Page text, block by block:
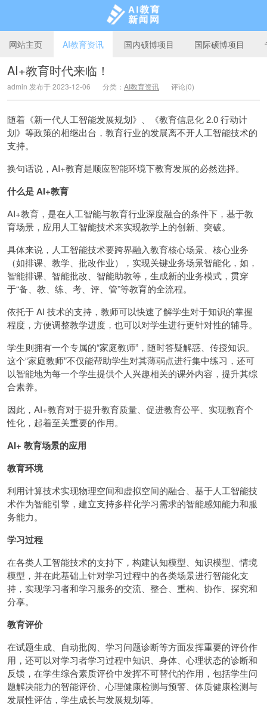
AI教育新闻网
网站主页 AI教育资讯 国内硕博项目 国际硕博项目
AI+教育时代来临！
admin 发布于 2023-12-06 分类： AI教育资讯 评论(0)
随着《新一代人工智能发展规划》、《教育信息化 2.0 行动计
划》等政策的相继出台，教育行业的发展离不开人工智能技术的
支持。
换句话说，AI+教育是顺应智能环境下教育发展的必然选择。
什么是 AI+教育
AI+教育，是在人工智能与教育行业深度融合的条件下，基于教
育场景，应用人工智能技术来实现教学上的创新、突破。
具体来说，人工智能技术要跨界融入教育核心场景、核心业务
（如排课、教学、批改作业），实现关键业务场景智能化，如，
智能排课、智能批改、智能助教等，生成新的业务模式，贯穿
于“备、教、练、考、评、管”等教育的全流程。
依托于 AI 技术的支持，教师可以快速了解学生对于知识的掌握
程度，方便调整教学进度，也可以对学生进行更针对性的辅导。
学生则拥有一个专属的“家庭教师”，随时答疑解惑、传授知识。
这个“家庭教师”不仅能帮助学生对其薄弱点进行集中练习，还可
以智能地为每一个学生提供个人兴趣相关的课外内容，提升其综
合素养。
因此，AI+教育对于提升教育质量、促进教育公平、实现教育个
性化，起着至关重要的作用。
AI+ 教育场景的应用
教育环境
利用计算技术实现物理空间和虚拟空间的融合、基于人工智能技
术作为智能引擎，建立支持多样化学习需求的智能感知能力和服
务能力。
学习过程
在各类人工智能技术的支持下，构建认知模型、知识模型、情境
模型，并在此基础上针对学习过程中的各类场景进行智能化支
持，实现学习者和学习服务的交流、整合、重构、协作、探究和
分享。
教育评价
在试题生成、自动批阅、学习问题诊断等方面发挥重要的评价作
用，还可以对学习者学习过程中知识、身体、心理状态的诊断和
反馈，在学生综合素质评价中发挥不可替代的作用，包括学生问
题解决能力的智能评价、心理健康检测与预警、体质健康检测与
发展性评估，学生成长与发展规划等。